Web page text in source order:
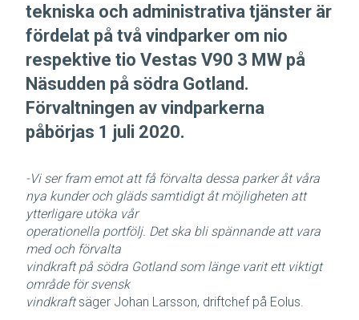
tekniska och administrativa tjänster är
fördelat på två vindparker om nio
respektive tio Vestas V90 3 MW på
Näsudden på södra Gotland.
Förvaltningen av vindparkerna
påbörjas 1 juli 2020.
-Vi ser fram emot att få förvalta dessa parker åt våra
nya kunder och gläds samtidigt åt möjligheten att
ytterligare utöka vår
operationella portfölj. Det ska bli spännande att vara
med och förvalta
vindkraft på södra Gotland som länge varit ett viktigt
område för svensk
vindkraftsäger Johan Larsson, driftchef på Eolus.